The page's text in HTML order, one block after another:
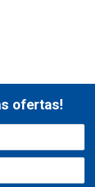
ofertas!